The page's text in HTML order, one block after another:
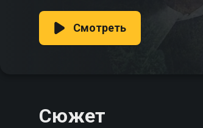
Смотреть
Сюжет